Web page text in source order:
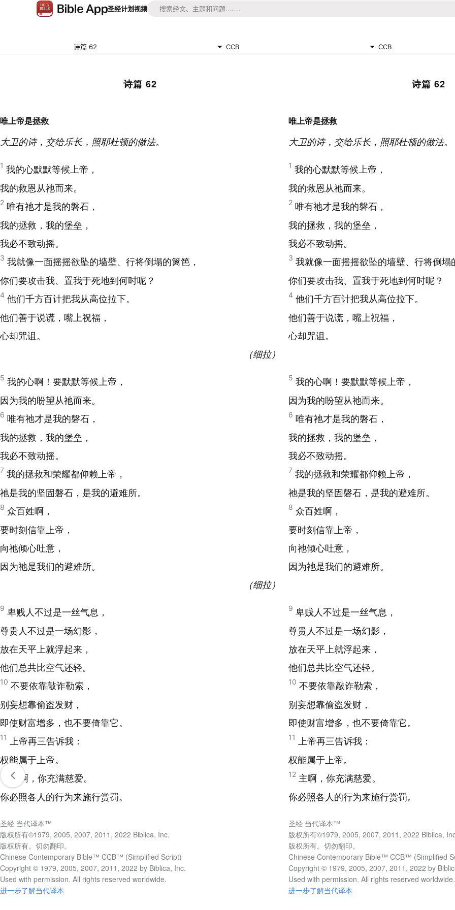
圣经计划视频
诗篇 62 CCB CCB
诗篇 62
唯上帝是拯救
大卫的诗，交给乐长，照耶杜顿的做法。
1 我的心默默等候上帝，
我的救恩从祂而来。
2 唯有祂才是我的磐石，
我的拯救，我的堡垒，
我必不致动摇。
3 我就像一面摇摇欲坠的墙壁、行将倒塌的篱笆，
你们要攻击我、置我于死地到何时呢？
4 他们千方百计把我从高位拉下。
他们善于说谎，嘴上祝福，
心却咒诅。
（细拉）
5 我的心啊！要默默等候上帝，
因为我的盼望从祂而来。
6 唯有祂才是我的磐石，
我的拯救，我的堡垒，
我必不致动摇。
7 我的拯救和荣耀都仰赖上帝，
祂是我的坚固磐石，是我的避难所。
8 众百姓啊，
要时刻信靠上帝，
向祂倾心吐意，
因为祂是我们的避难所。
（细拉）
9 卑贱人不过是一丝气息，
尊贵人不过是一场幻影，
放在天平上就浮起来，
他们总共比空气还轻。
10 不要依靠敲诈勒索，
别妄想靠偷盗发财，
即使财富增多，也不要倚靠它。
11
上帝再三告诉我：
权能属于上帝。
12
主啊，你充满慈爱。
你必照各人的行为来施行赏罚。
圣经 当代译本™
版权所有©1979, 2005, 2007, 2011, 2022 Biblica, Inc.
版权所有。切勿翻印。
Chinese Contemporary Bible™ CCB™ (Simplified Script)
Copyright © 1979, 2005, 2007, 2011, 2022 by Biblica, Inc.
Used with permission. All rights reserved worldwide.
进一步了解当代译本
诗篇 62
唯上帝是拯救
大卫的诗，交给乐长，照耶杜顿的做法。
1 我的心默默等候上帝，
我的救恩从祂而来。
2 唯有祂才是我的磐石，
我的拯救，我的堡垒，
我必不致动摇。
3 我就像一面摇摇欲坠的墙壁、行将倒塌
你们要攻击我、置我于死地到何时呢？
4 他们千方百计把我从高位拉下。
他们善于说谎，嘴上祝福，
心却咒诅。
5 我的心啊！要默默等候上帝，
因为我的盼望从祂而来。
6 唯有祂才是我的磐石，
我的拯救，我的堡垒，
我必不致动摇。
7 我的拯救和荣耀都仰赖上帝，
祂是我的坚固磐石，是我的避难所。
8 众百姓啊，
要时刻信靠上帝，
向祂倾心吐意，
因为祂是我们的避难所。
9 卑贱人不过是一丝气息，
尊贵人不过是一场幻影，
放在天平上就浮起来，
他们总共比空气还轻。
10 不要依靠敲诈勒索，
别妄想靠偷盗发财，
即使财富增多，也不要倚靠它。
11
上帝再三告诉我：
权能属于上帝。
12 主啊，你充满慈爱。
你必照各人的行为来施行赏罚。
圣经 当代译本™
版权所有©1979, 2005, 2007, 2011, 2022 Biblica,
版权所有。切勿翻印。
Chinese Contemporary Bible™ CCB™ (Simplified
Copyright © 1979, 2005, 2007, 2011, 2022 by
Used with permission. All rights reserved worldwide.
进一步了解当代译本